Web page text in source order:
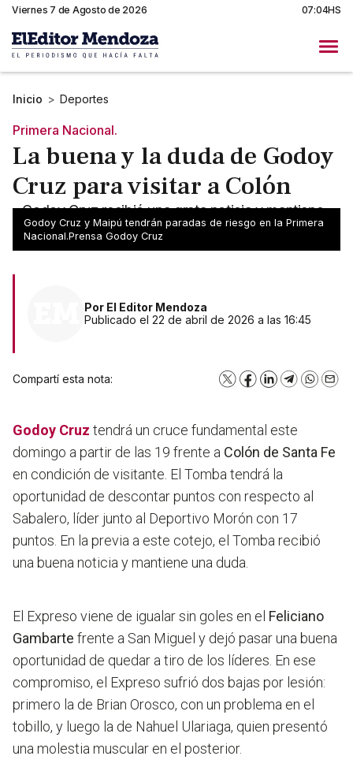
Viernes 7 de Agosto de 2026 07:04HS
Inicio > Deportes
Primera Nacional.
La buena y la duda de Godoy
Cruz para visitar a Colón
- Godoy Cruz recibió una grata noticia y mantiene
una incógnita - Se viene un cruce clave ante Colón
Godoy Cruz y Maipú tendrán paradas de riesgo en la Primera
Nacional.Prensa Godoy Cruz
Por El Editor Mendoza
Publicado el 22 de abril de 2026 a las 16:45
Compartí esta nota: X Facebook
LinkedInTelegram
Godoy Cruz tendrá un cruce fundamental este
domingo a partir de las 19 frente a Colón de Santa Fe
en condición de visitante. El Tomba tendrá la
oportunidad de descontar puntos con respecto al
Sabalero, líder junto al Deportivo Morón con 17
puntos. En la previa a este cotejo, el Tomba recibió
una buena noticia y mantiene una duda.
El Expreso viene de igualar sin goles en el Feliciano
Gambarte frente a San Miguel y dejó pasar una buena
oportunidad de quedar a tiro de los líderes. En ese
compromiso, el Expreso sufrió dos bajas por lesión:
primero la de Brian Orosco, con un problema en el
tobillo, y luego la de Nahuel Ulariaga, quien presentó
una molestia muscular en el posterior.